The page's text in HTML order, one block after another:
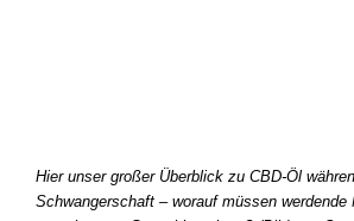
Hier unser großer Überblick zu CBD-Öl
Schwangerschaft – worauf müssen werdende